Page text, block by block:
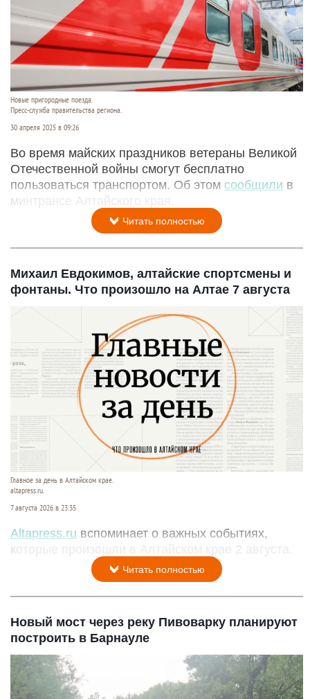
Новые пригородные поезда.
Пресс-служба правительства региона.
30 апреля 2025 в 09:26
Во время майских праздников ветераны Великой
Отечественной войны смогут бесплатно
пользоваться транспортом. Об этом сообщили в
минтрансе Алтайского края.
Читать полностью
Михаил Евдокимов, алтайские спортсмены и
фонтаны. Что произошло на Алтае 7 августа
Главное за день в Алтайском крае.
altapress.ru.
7 августа 2026 в 23:35
Altapress.ru вспоминает о важных событиях,
которые произошли в Алтайском крае 2 августа.
Читать полностью
Новый мост через реку Пивоварку планируют
построить в Барнауле